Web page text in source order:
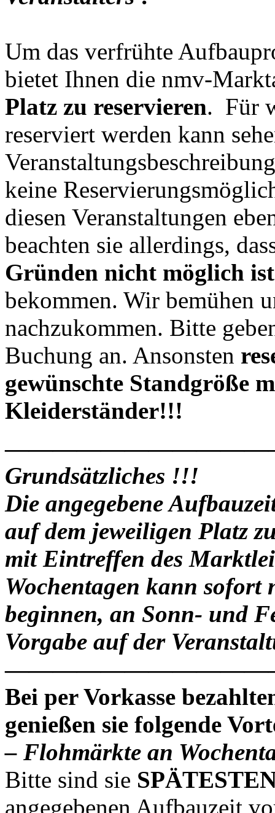
Um das verfrühte
bietet Ihnen die nmv-
Platz zu reservieren. Für
reserviert werden kann
keine
diesen Veranstaltungen
beachten sie allerdings,
Gründen nicht möglich ist
bekommen. Wir bemühen
nachzukommen. Bitte
Buchung an. Ansonsten
gewünschte Standgröße
Kleiderständer!!!
Grundsätzliches !!!
Die angegebene
auf dem jeweiligen Platz
mit Eintreffen des
Wochentagen kann sofort
beginnen, an Sonn- und
Vorgabe auf der
Bei per Vorkasse
genießen sie folgende
– Flohmärkte an
Bitte sind sie
angegebenen Aufbauzeit